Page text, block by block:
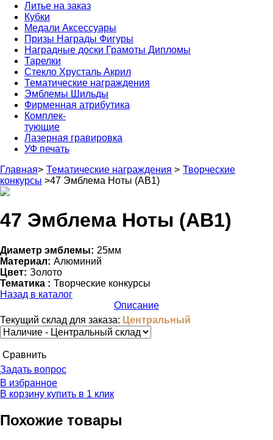
Литье на заказ
Кубки
Медали Аксессуары
Призы Награды Фигуры
Наградные доски Грамоты Дипломы
Тарелки
Стекло Хрусталь Акрил
Тематические награждения
Эмблемы Шильды
Фирменная атрибутика
Комплек-
тующие
Лазерная гравировка
УФ печать
Главная> Тематические награждения > Творческие
конкурсы >47 Эмблема Ноты (AB1)
47 Эмблема Ноты (AB1)
Диаметр эмблемы: 25мм
Материал: Алюминий
Цвет: Золото
Тематика : Творческие конкурсы
Назад в каталог
Описание
Текущий склад для заказа: Центральный
Cравнить
Задать вопрос
В избранное
В корзину купить в 1 клик
Похожие товары